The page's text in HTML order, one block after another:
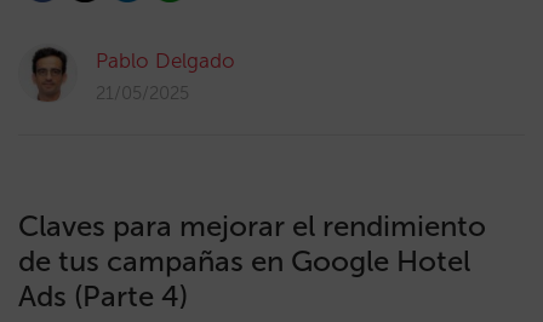
Pablo Delgado
21/05/2025
Claves para mejorar el rendimiento
de tus campañas en Google Hotel
Ads (Parte 4)